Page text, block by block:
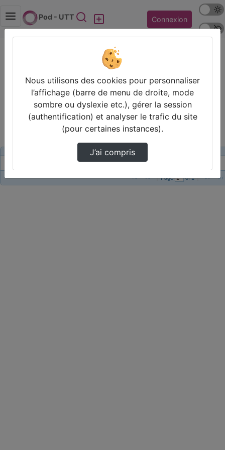
Pod - UTT Rechercher Connexion
Mode
Police
Statistiques de visualisation de la
vidéo Video_td_30_03.webm
Modifier la période de visualisation
Vue de la journée
0
Page of 1
Nous utilisons des cookies pour personnaliser
l’affichage (barre de menu de droite, mode
sombre ou dyslexie etc.), gérer la session
(authentification) et analyser le trafic du site
(pour certaines instances).
J’ai compris